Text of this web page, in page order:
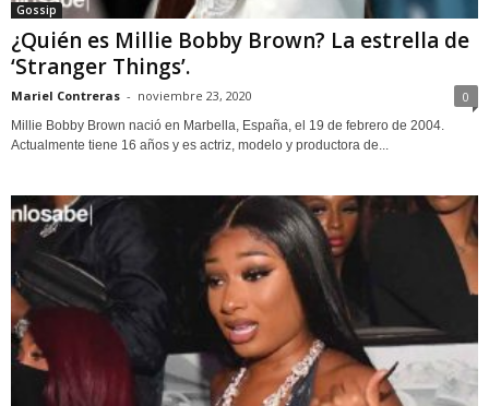
Gossip
¿Quién es Millie Bobby Brown? La estrella de
‘Stranger Things’.
Mariel Contreras - noviembre 23, 2020 0
Millie Bobby Brown nació en Marbella, España, el 19 de febrero de 2004.
Actualmente tiene 16 años y es actriz, modelo y productora de...